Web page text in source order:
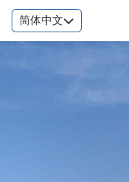
简体中文